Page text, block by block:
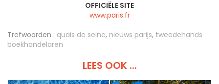
OFFICIËLE SITE
www.paris.fr
Trefwoorden : quais de seine, nieuws parijs, tweedehands
boekhandelaren
LEES OOK ...